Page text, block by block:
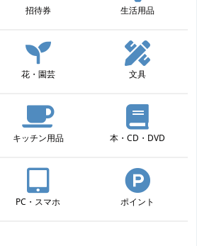
招待券 生活用品
花・園芸 文具
キッチン用品 本・CD・DVD
PC・スマホ ポイント